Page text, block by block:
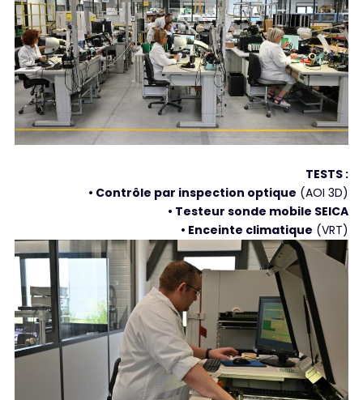
TESTS :
• Contrôle par inspection optique (AOI 3D)
• Testeur sonde mobile SEICA
• Enceinte climatique (VRT)